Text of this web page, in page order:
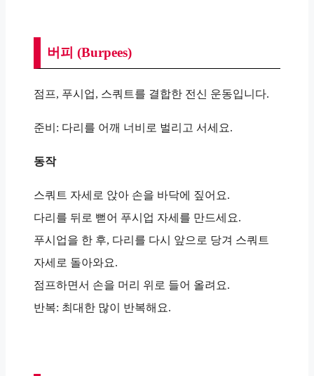
버피 (Burpees)
점프, 푸시업, 스쿼트를 결합한 전신 운동입니다.
준비: 다리를 어깨 너비로 벌리고 서세요.
동작
스쿼트 자세로 앉아 손을 바닥에 짚어요.
다리를 뒤로 뻗어 푸시업 자세를 만드세요.
푸시업을 한 후, 다리를 다시 앞으로 당겨 스쿼트
자세로 돌아와요.
점프하면서 손을 머리 위로 들어 올려요.
반복: 최대한 많이 반복해요.